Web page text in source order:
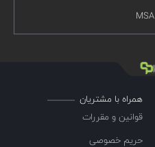
MSA
همراه با مشتریان
قوانین و مقررات
حریم خصوصی